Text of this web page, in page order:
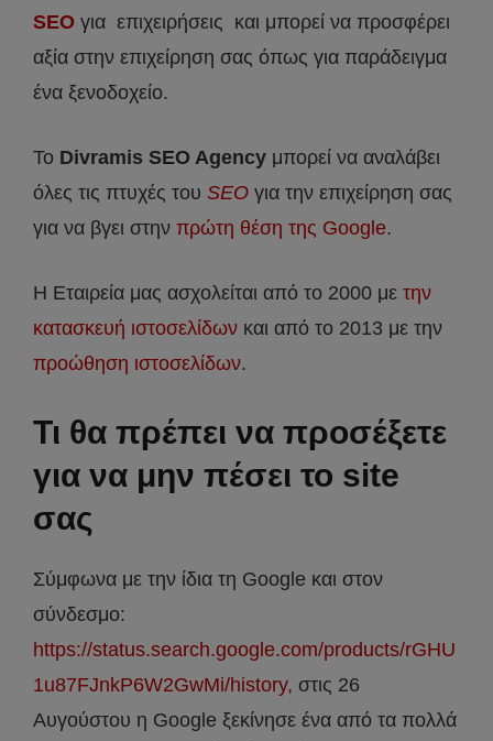
SEO για επιχειρήσεις και μπορεί να προσφέρει
αξία στην επιχείρηση σας όπως για παράδειγμα
ένα ξενοδοχείο.
Το Divramis SEO Agency μπορεί να αναλάβει
όλες τις πτυχές του SEO για την επιχείρηση σας
για να βγει στην πρώτη θέση της Google.
Η Εταιρεία μας ασχολείται από το 2000 με την
κατασκευή ιστοσελίδων και από το 2013 με την
προώθηση ιστοσελίδων.
Τι θα πρέπει να προσέξετε
για να μην πέσει το site
σας
Σύμφωνα με την ίδια τη Google και στον
σύνδεσμο:
https://status.search.google.com/products/rGHU
1u87FJnkP6W2GwMi/history, στις 26
Αυγούστου η Google ξεκίνησε ένα από τα πολλά